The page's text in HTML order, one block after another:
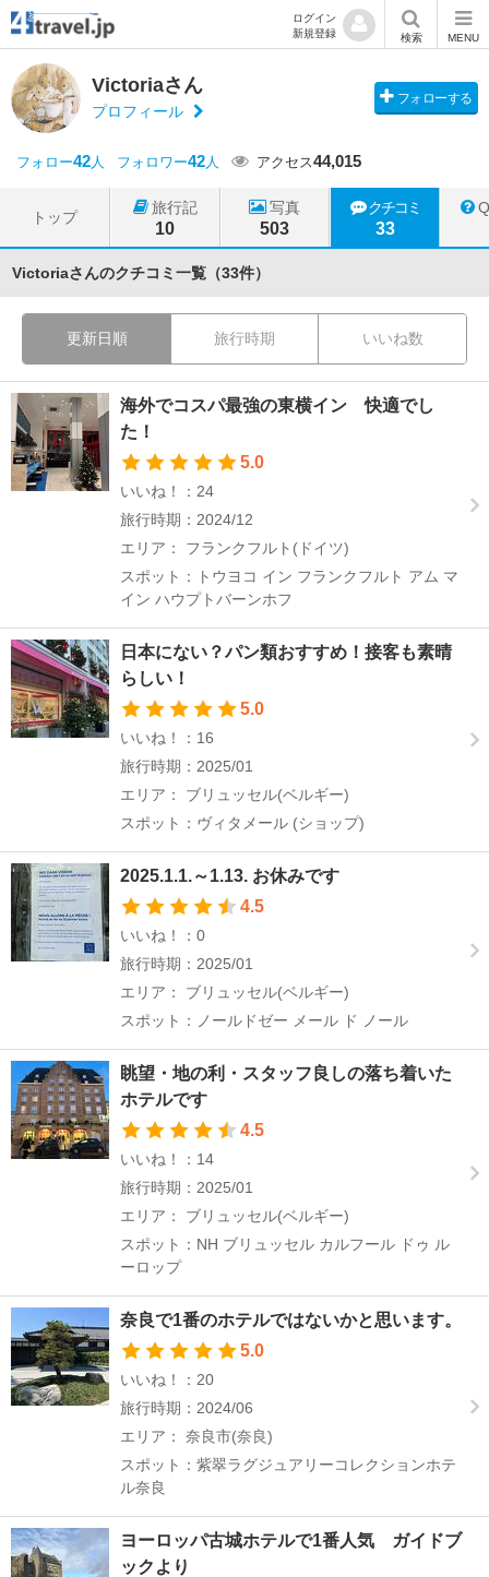
ログイン
新規登録
検索 MENU
Victoriaさん
プロフィール
フォローする
フォロー42人 フォロワー42人 アクセス44,015
トップ
旅行記
10
写真
503
クチコミ
33
Victoriaさんのクチコミ一覧（33件）
更新日順 旅行時期 いいね数
海外でコスパ最強の東横イン 快適でし
た！
5.0
いいね！：24
旅行時期：2024/12
エリア： フランクフルト(ドイツ)
スポット：トウヨコ イン フランクフルト アム マ
イン ハウプトバーンホフ
日本にない？パン類おすすめ！接客も素晴
らしい！
5.0
いいね！：16
旅行時期：2025/01
エリア： ブリュッセル(ベルギー)
スポット：ヴィタメール (ショップ)
2025.1.1.～1.13. お休みです
4.5
いいね！：0
旅行時期：2025/01
エリア： ブリュッセル(ベルギー)
スポット：ノールドゼー メール ド ノール
眺望・地の利・スタッフ良しの落ち着いた
ホテルです
4.5
いいね！：14
旅行時期：2025/01
エリア： ブリュッセル(ベルギー)
スポット：NH ブリュッセル カルフール ドゥ ル
ーロップ
奈良で1番のホテルではないかと思います。
5.0
いいね！：20
旅行時期：2024/06
エリア： 奈良市(奈良)
スポット：紫翠ラグジュアリーコレクションホテ
ル奈良
ヨーロッパ古城ホテルで1番人気 ガイドブ
ックより